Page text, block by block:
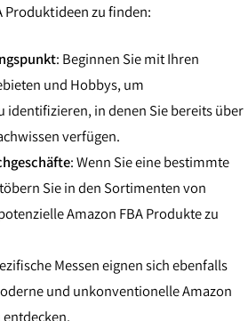
Produktideen zu finden:
: Beginnen Sie mit Ihren
und Hobbys, um
identifizieren, in denen Sie bereits über
verfügen.
: Wenn Sie eine bestimmte
Sie in den Sortimenten von
Amazon FBA Produkte zu
Messen eignen sich ebenfalls
und unkonventionelle Amazon